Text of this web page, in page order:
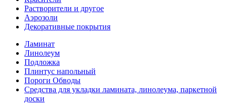
Растворители и другое
Аэрозоли
Декоративные покрытия
Ламинат
Линолеум
Подложка
Плинтус напольный
Пороги Обводы
Средства для укладки ламината, линолеума, паркетной
доски